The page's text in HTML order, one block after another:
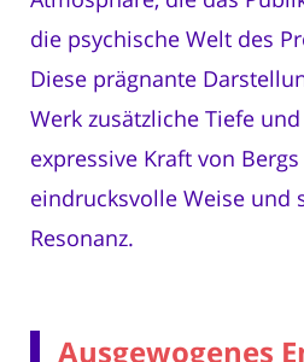
die psychische Welt des
Diese prägnante
Werk zusätzliche Tiefe
expressive Kraft von
eindrucksvolle Weise und
Resonanz.
Ausgewogenes